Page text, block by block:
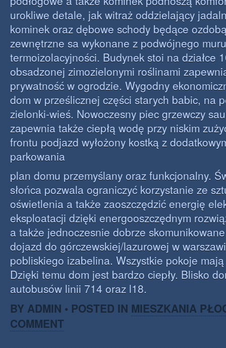
urokliwe detale, jak witraż oddzielający
kominek oraz dębowe schody będące
zewnętrzne sa wykonane z podwójnego
termoizolacyjności. Budynek stoi na działce
obsadzonej zimozielonymi roślinami
prywatność w ogrodzie. Wygodny
dom w prześlicznej części starych babic, na
zielonki-wieś. Nowoczesny piec grzewczy
zapewnia także ciepłą wodę przy niskim
frontu podjazd wyłożony kostką z
parkowania
plan domu przemyślany oraz funkcjonalny.
słońca pozwala ograniczyć korzystanie ze
oświetlenia a także zaoszczędzić energię
eksploatacji dzięki energooszczędnym
a także jednoczesnie dobrze
dojazd do górczewskiej/lazurowej w
pobliskiego izabelina. Wszystkie pokoje
Dzięki temu dom jest bardzo ciepły. Blisko
autobusów linii 714 oraz l18.
BY ADMIN • POSTED IN MIESZKANIA
COMMENT